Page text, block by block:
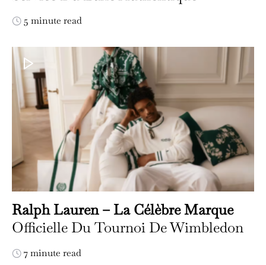
5 minute read
Ralph Lauren – La Célèbre Marque
Officielle Du Tournoi De Wimbledon
7 minute read